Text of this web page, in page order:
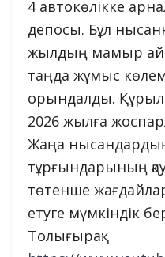
4 автокөлікке
депосы. Бұл
жылдың мамыр
таңда жұмыс
орындалды.
2026 жылға
Жаңа нысандардың
тұрғындарының
төтенше
етуге мүмкіндік
Толығырақ: